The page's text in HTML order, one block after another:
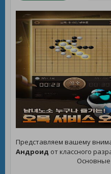
Представляем вашему
Андроид от классного